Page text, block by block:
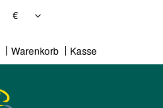
€
Warenkorb Kasse